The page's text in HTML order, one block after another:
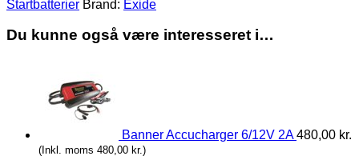
Startbatterier Brand: Exide
Du kunne også være interesseret i…
Banner Accucharger 6/12V 2A 480,00 kr.
(Inkl. moms 480,00 kr.)